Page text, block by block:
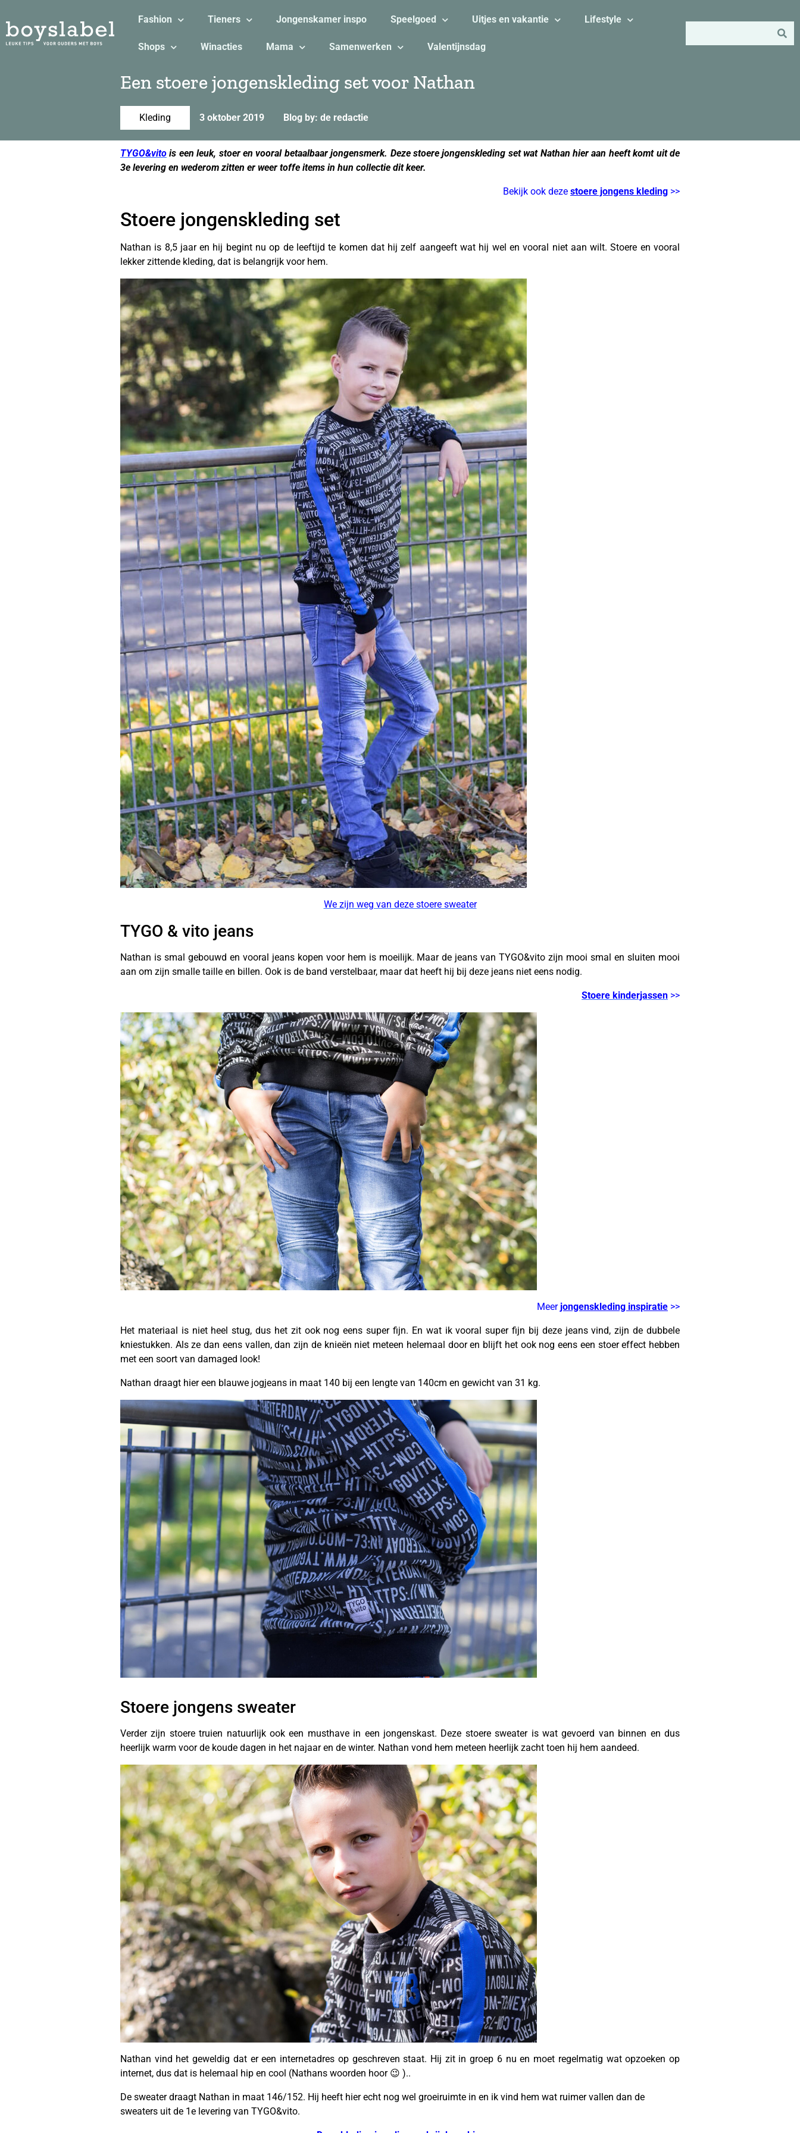
Fashion Tieners Jongenskamer inspo Speelgoed Uitjes en vakantie Lifestyle
Shops Winacties Mama Samenwerken Valentijnsdag
Een stoere jongenskleding set voor Nathan
Kleding 3 oktober 2019 Blog by: de redactie
TYGO&vito is een leuk, stoer en vooral betaalbaar jongensmerk. Deze stoere jongenskleding set wat Nathan hier aan heeft komt uit de
3e levering en wederom zitten er weer toffe items in hun collectie dit keer.
Bekijk ook deze stoere jongens kleding >>
Stoere jongenskleding set
Nathan is 8,5 jaar en hij begint nu op de leeftijd te komen dat hij zelf aangeeft wat hij wel en vooral niet aan wilt. Stoere en vooral
lekker zittende kleding, dat is belangrijk voor hem.
We zijn weg van deze stoere sweater
TYGO & vito jeans
Nathan is smal gebouwd en vooral jeans kopen voor hem is moeilijk. Maar de jeans van TYGO&vito zijn mooi smal en sluiten mooi
aan om zijn smalle taille en billen. Ook is de band verstelbaar, maar dat heeft hij bij deze jeans niet eens nodig.
Stoere kinderjassen >>
Meer jongenskleding inspiratie >>
Het materiaal is niet heel stug, dus het zit ook nog eens super fijn. En wat ik vooral super fijn bij deze jeans vind, zijn de dubbele
kniestukken. Als ze dan eens vallen, dan zijn de knieën niet meteen helemaal door en blijft het ook nog eens een stoer effect hebben
met een soort van damaged look!
Nathan draagt hier een blauwe jogjeans in maat 140 bij een lengte van 140cm en gewicht van 31 kg.
Stoere jongens sweater
Verder zijn stoere truien natuurlijk ook een musthave in een jongenskast. Deze stoere sweater is wat gevoerd van binnen en dus
heerlijk warm voor de koude dagen in het najaar en de winter. Nathan vond hem meteen heerlijk zacht toen hij hem aandeed.
Nathan vind het geweldig dat er een internetadres op geschreven staat. Hij zit in groep 6 nu en moet regelmatig wat opzoeken op
internet, dus dat is helemaal hip en cool (Nathans woorden hoor 😉 )..
De sweater draagt Nathan in maat 146/152. Hij heeft hier echt nog wel groeiruimte in en ik vind hem wat ruimer vallen dan de
sweaters uit de 1e levering van TYGO&vito.